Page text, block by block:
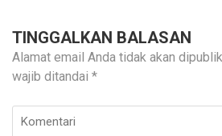
TINGGALKAN BALASAN
Alamat email Anda tidak akan
wajib ditandai *
Komentari